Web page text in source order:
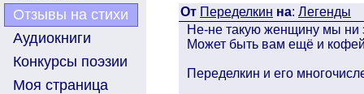
Отзывы на стихи
Аудиокниги
Конкурсы поэзии
Моя страница
От Переделкин на: Легенды
Не-не такую женщину мы ни
Может быть вам ещё и
Переделкин и его